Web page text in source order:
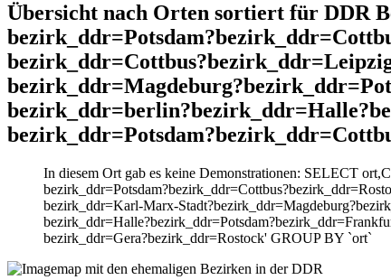
Übersicht nach Orten sortiert für
In diesem Ort gab es keine Demonstrationen: SELECT
bezirk_ddr=Karl-Marx-
bezirk_ddr=Gera?bezirk_ddr=Rostock' GROUP BY `ort`